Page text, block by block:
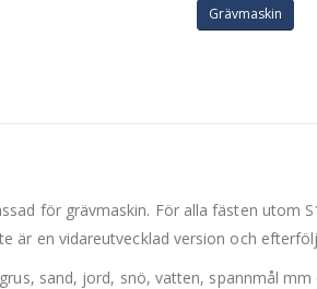
Grävmaskin
för grävmaskin. För alla fästen
är en vidareutvecklad version och
sand, jord, snö, vatten, spannmål